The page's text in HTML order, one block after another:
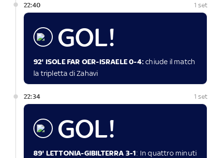
22:40 1 set
GOL!
92' ISOLE FAR OER-ISRAELE 0-4:chiude il match
la tripletta di Zahavi
22:34 1 set
GOL!
89' LETTONIA-GIBILTERRA 3-1: In quattro minuti